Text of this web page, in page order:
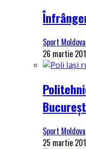
Sport Moldova
26 martie
Sport Moldova
25 martie